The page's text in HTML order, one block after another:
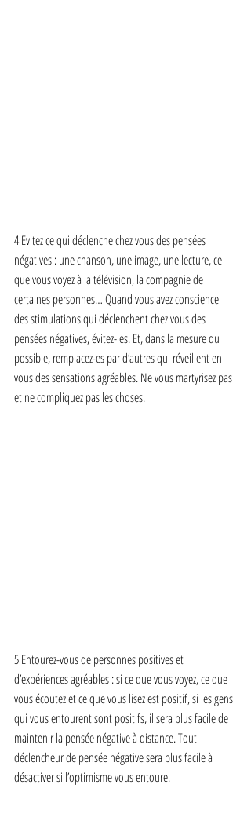
4 Evitez ce qui déclenche chez vous des pensées
négatives : une chanson, une image, une lecture, ce
que vous voyez à la télévision, la compagnie de
certaines personnes… Quand vous avez conscience
des stimulations qui déclenchent chez vous des
pensées négatives, évitez-les. Et, dans la mesure du
possible, remplacez-es par d’autres qui réveillent en
vous des sensations agréables. Ne vous martyrisez pas
et ne compliquez pas les choses.
5 Entourez-vous de personnes positives et
d’expériences agréables : si ce que vous voyez, ce que
vous écoutez et ce que vous lisez est positif, si les gens
qui vous entourent sont positifs, il sera plus facile de
maintenir la pensée négative à distance. Tout
déclencheur de pensée négative sera plus facile à
désactiver si l’optimisme vous entoure.